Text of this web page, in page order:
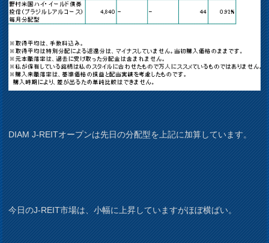
DIAM J-REITオープンは先日の分配型を上記に加算しています。
今日のJ-REIT市場は、小幅に上昇していますがほぼ横ばい。